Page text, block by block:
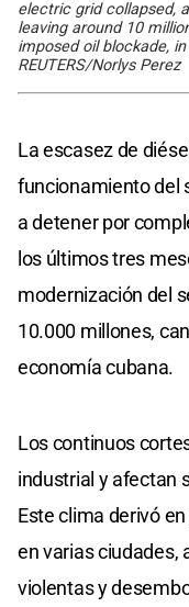
electric grid collapsed,
leaving around 10
imposed oil blockade,
REUTERS/Norlys Perez
La escasez de
funcionamiento del
a detener por
los últimos tres
modernización del
10.000 millones,
economía cubana.
Los continuos
industrial y afectan
Este clima derivó
en varias ciudades,
violentas y